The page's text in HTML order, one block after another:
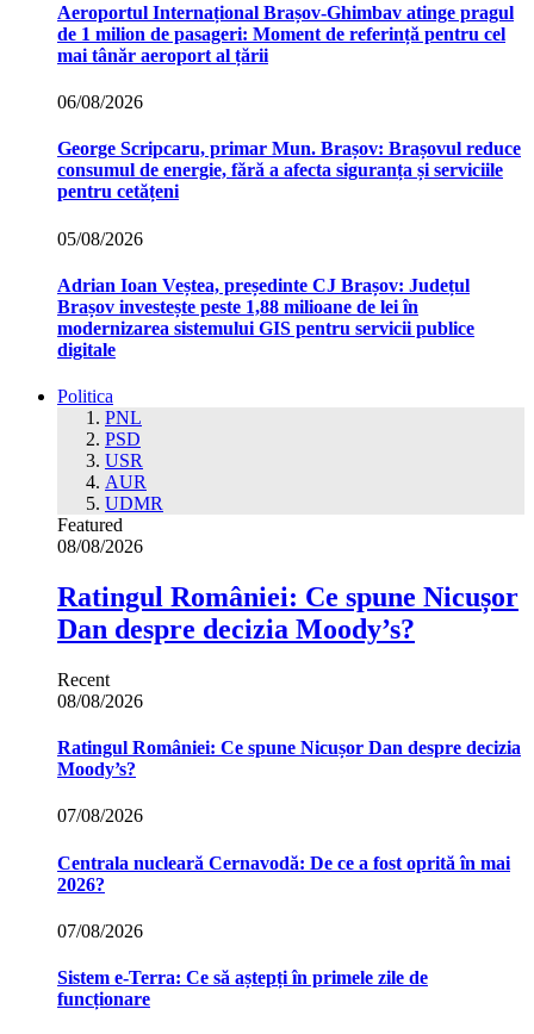
Aeroportul Internațional Brașov‑Ghimbav atinge pragul
de 1 milion de pasageri: Moment de referință pentru cel
mai tânăr aeroport al țării
06/08/2026
George Scripcaru, primar Mun. Brașov: Brașovul reduce
consumul de energie, fără a afecta siguranța și serviciile
pentru cetățeni
05/08/2026
Adrian Ioan Veștea, președinte CJ Brașov: Județul
Brașov investește peste 1,88 milioane de lei în
modernizarea sistemului GIS pentru servicii publice
digitale
Politica
PNL
PSD
USR
AUR
UDMR
Featured
08/08/2026
Ratingul României: Ce spune Nicușor
Dan despre decizia Moody’s?
Recent
08/08/2026
Ratingul României: Ce spune Nicușor Dan despre decizia
Moody’s?
07/08/2026
Centrala nucleară Cernavodă: De ce a fost oprită în mai
2026?
07/08/2026
Sistem e-Terra: Ce să aștepți în primele zile de
funcționare